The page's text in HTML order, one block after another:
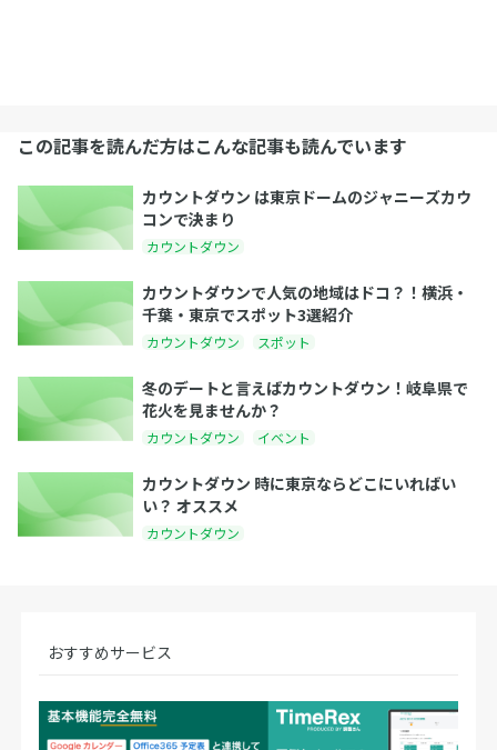
この記事を読んだ方はこんな記事も読んでいます
カウントダウン は東京ドームのジャニーズカウ
コンで決まり
カウントダウン
カウントダウンで人気の地域はドコ？！横浜・
千葉・東京でスポット3選紹介
カウントダウン スポット
冬のデートと言えばカウントダウン！岐阜県で
花火を見ませんか？
カウントダウン イベント
カウントダウン 時に東京ならどこにいればい
い？ オススメ
カウントダウン
おすすめサービス